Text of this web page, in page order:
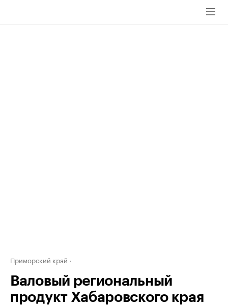
Приморский край
Валовый региональный
продукт Хабаровского края